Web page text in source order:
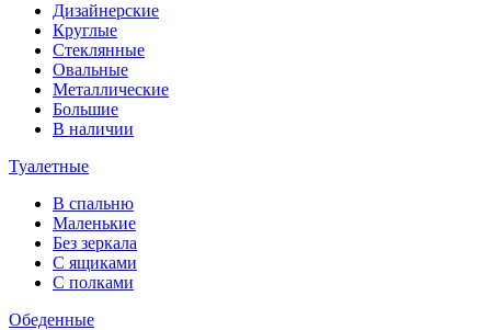
Дизайнерские
Круглые
Стеклянные
Овальные
Металлические
Большие
В наличии
Туалетные
В спальню
Маленькие
Без зеркала
С ящиками
С полками
Обеденные